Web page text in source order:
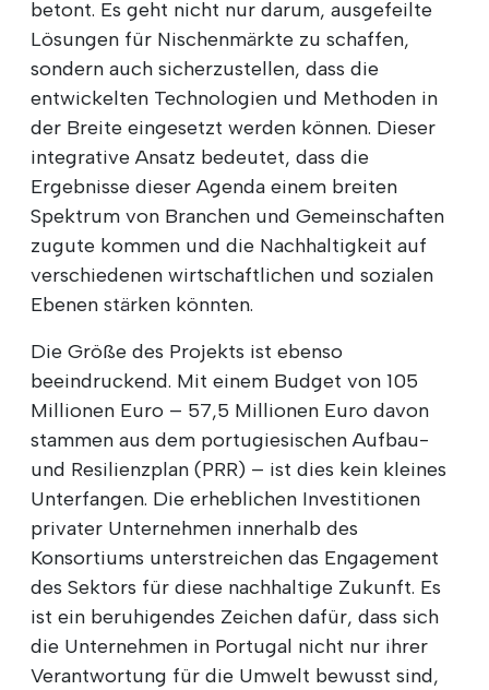
betont. Es geht nicht nur darum, ausgefeilte
Lösungen für Nischenmärkte zu schaffen,
sondern auch sicherzustellen, dass die
entwickelten Technologien und Methoden in
der Breite eingesetzt werden können. Dieser
integrative Ansatz bedeutet, dass die
Ergebnisse dieser Agenda einem breiten
Spektrum von Branchen und Gemeinschaften
zugute kommen und die Nachhaltigkeit auf
verschiedenen wirtschaftlichen und sozialen
Ebenen stärken könnten.
Die Größe des Projekts ist ebenso
beeindruckend. Mit einem Budget von 105
Millionen Euro – 57,5 Millionen Euro davon
stammen aus dem portugiesischen Aufbau-
und Resilienzplan (PRR) – ist dies kein kleines
Unterfangen. Die erheblichen Investitionen
privater Unternehmen innerhalb des
Konsortiums unterstreichen das Engagement
des Sektors für diese nachhaltige Zukunft. Es
ist ein beruhigendes Zeichen dafür, dass sich
die Unternehmen in Portugal nicht nur ihrer
Verantwortung für die Umwelt bewusst sind,